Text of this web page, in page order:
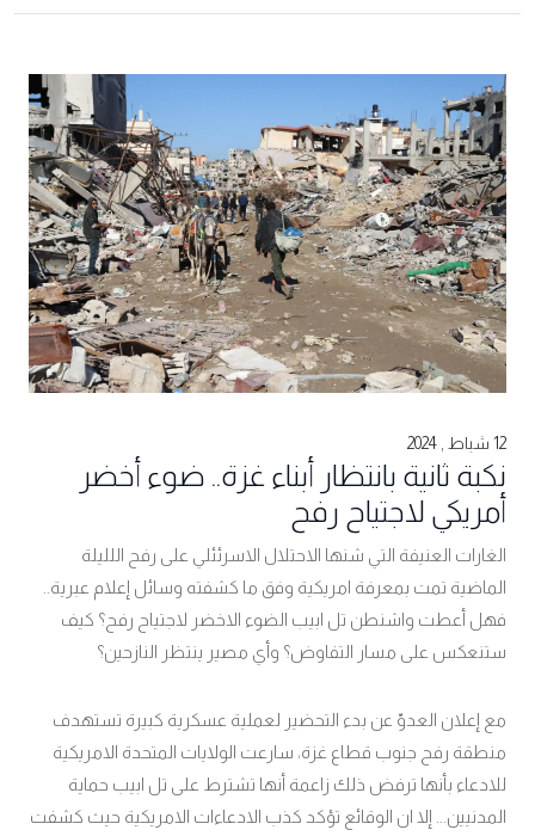
12 شباط , 2024
نكبة ثانية بانتظار أبناء غزة.. ضوء أخضر
أمريكي لاجتياح رفح
الغارات العنيفة التي شنها الاحتلال الاسرئئلي على رفح اللليلة
الماضية تمت بمعرفة امريكية وفق ما كشفته وسائل إعلام عبرية..
فهل أعطت واشنطن تل ابيب الضوء الاخضر لاجتياح رفح؟ كيف
ستنعكس على مسار التفاوض؟ وأي مصير ينتظر النازحين؟
مع إعلان العدوّ عن بدء التحضير لعملية عسكرية كبيرة تستهدف
منطقة رفح جنوب قطاع غزة، سارعت الولايات المتحدة الامريكية
للادعاء بأنها ترفض ذلك زاعمة أنها تشترط على تل ابيب حماية
المدنيين... إلا ان الوقائع تؤكد كذب الادعاءات الامريكية حيث كشفت